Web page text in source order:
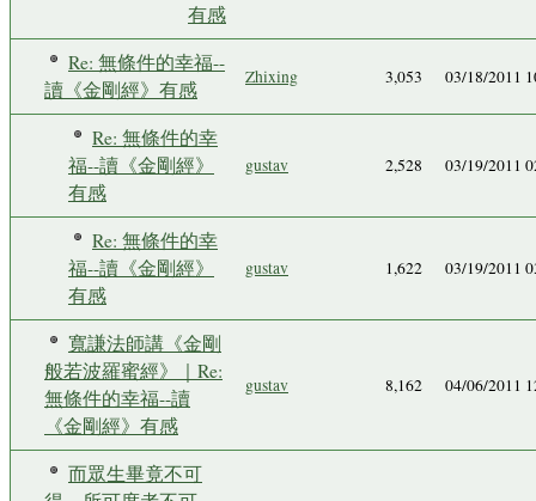
有感
Re: 無條件的幸福--
讀《金剛經》有感
Zhixing 3,053 03/18/2011
Re: 無條件的幸
福--讀《金剛經》
有感
gustav 2,528 03/19/2011
Re: 無條件的幸
福--讀《金剛經》
有感
gustav 1,622 03/19/2011
寬謙法師講《金剛
般若波羅蜜經》｜Re:
無條件的幸福--讀
《金剛經》有感
gustav 8,162 04/06/2011
而眾生畢竟不可